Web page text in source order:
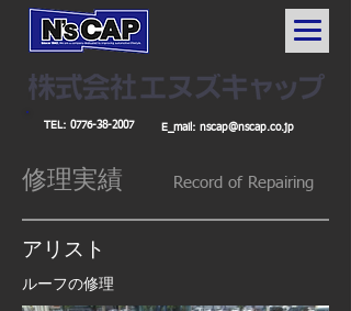
TEL: 0776-38-2007 E_mail: nscap@nscap.co.jp
修理実績 Record of Repairing
​アリスト
ルーフの修理